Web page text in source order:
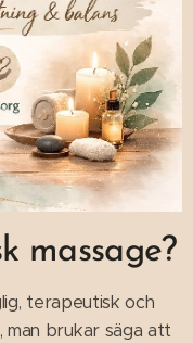
massage?
terapeutisk och
man brukar säga att